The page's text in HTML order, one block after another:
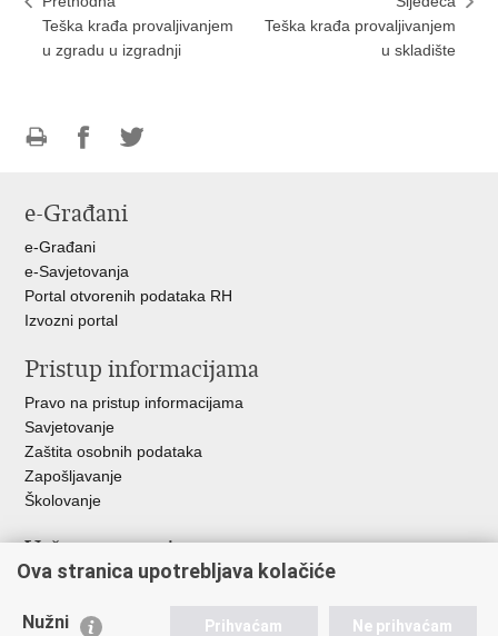
Teška krađa provaljivanjem
u zgradu u izgradnji
Teška krađa provaljivanjem
u skladište
FacebookuTwitteru
e-Građani
e-Građani
e-Savjetovanja
Portal otvorenih podataka RH
Izvozni portal
Pristup informacijama
Pravo na pristup informacijama
Savjetovanje
Zaštita osobnih podataka
Zapošljavanje
Školovanje
Važne poveznice
Ministarstvo unutarnjih poslova
Udruge
Ova stranica upotrebljava kolačiće
Nužni Prihvaćam Ne prihvaćam